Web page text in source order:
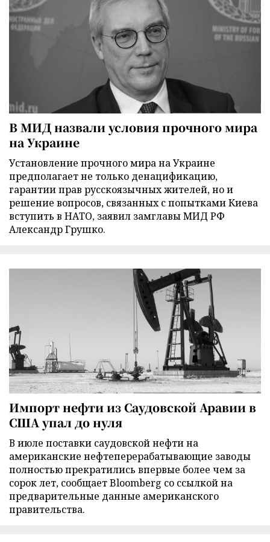
В МИД назвали условия прочного мира
на Украине
Установление прочного мира на Украине
предполагает не только денацификацию,
гарантии прав русскоязычных жителей, но и
решение вопросов, связанных с попытками Киева
вступить в НАТО, заявил замглавы МИД РФ
Александр Грушко.
Импорт нефти из Саудовской Аравии в
США упал до нуля
В июле поставки саудовской нефти на
американские нефтеперерабатывающие заводы
полностью прекратились впервые более чем за
сорок лет, сообщает Bloomberg со ссылкой на
предварительные данные американского
правительства.